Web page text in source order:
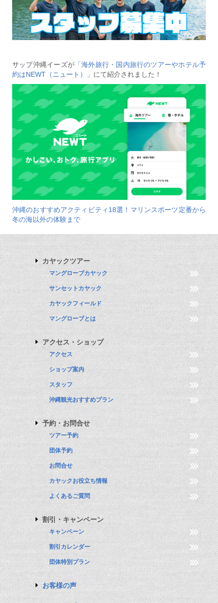
サップ沖縄イーズが 「海外旅行・国内旅行のツアーやホテル予
約はNEWT（ニュート）」 にて紹介されました！
沖縄のおすすめアクティビティ18選！マリンスポーツ定番から
冬の海以外の体験まで
カヤックツアー
マングローブカヤック
サンセットカヤック
カヤックフィールド
マングローブとは
アクセス・ショップ
アクセス
ショップ案内
スタッフ
沖縄観光おすすめプラン
予約・お問合せ
ツアー予約
団体予約
お問合せ
カヤックお役立ち情報
よくあるご質問
割引・キャンペーン
キャンペーン
割引カレンダー
団体特別プラン
お客様の声